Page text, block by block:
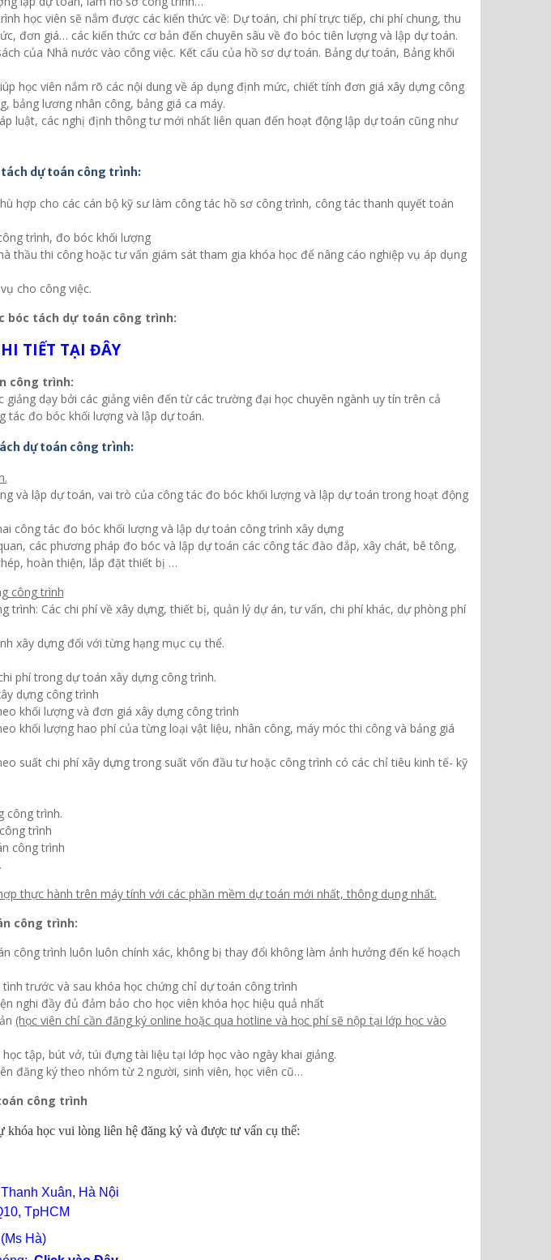
học viên sẽ nắm được các kiến thức về: Dự toán, chi phí trực tiếp, chi phí chung, thu
đơn giá… các kiến thức cơ bản đến chuyên sâu về đo bóc tiên lượng và lập dự toán.
của Nhà nước vào công việc. Kết cấu của hồ sơ dự toán. Bảng dự toán, Bảng khối
học viên nắm rõ các nội dung về áp dụng định mức, chiết tính đơn giá xây dựng công
bảng lương nhân công, bảng giá ca máy.
luật, các nghị định thông tư mới nhất liên quan đến hoạt động lập dự toán cũng như
tách dự toán công trình:
hợp cho các cán bộ kỹ sư làm công tác hồ sơ công trình, công tác thanh quyết toán
trình, đo bóc khối lượng
thầu thi công hoặc tư vấn giám sát tham gia khóa học để nâng cáo nghiệp vụ áp dụng
cho công việc.
bóc tách dự toán công trình:
TIẾT TẠI ĐÂY
công trình:
dạy bởi các giảng viên đến từ các trường đại học chuyên ngành uy tín trên cả
tác đo bóc khối lượng và lập dự toán.
dự toán công trình:
và lập dự toán, vai trò của công tác đo bóc khối lượng và lập dự toán trong hoạt động
công tác đo bóc khối lượng và lập dự toán công trình xây dựng
các phương pháp đo bóc và lập dự toán các công tác đào đắp, xây chát, bê tông,
hoàn thiện, lắp đặt thiết bị …
công trình
trình: Các chi phí về xây dựng, thiết bị, quản lý dự án, tư vấn, chi phí khác, dự phòng phí
xây dựng đối với từng hạng mục cụ thể.
phí trong dự toán xây dựng công trình.
dựng công trình
khối lượng và đơn giá xây dựng công trình
khối lượng hao phí của từng loại vật liệu, nhân công, máy móc thi công và bảng giá
suất chi phí xây dựng trong suất vốn đầu tư hoặc công trình có các chỉ tiêu kinh tế- kỹ
công trình.
trình
công trình
thực hành trên máy tính với các phần mềm dự toán mới nhất, thông dụng nhất.
công trình:
công trình luôn luôn chính xác, không bị thay đổi không làm ảnh hưởng đến kế hoạch
trước và sau khóa học chứng chỉ dự toán công trình
nghi đầy đủ đảm bảo cho học viên khóa học hiệu quả nhất
(học viên chỉ cần đăng ký online hoặc qua hotline và học phí sẽ nộp tại lớp học vào
tập, bút vở, túi đựng tài liệu tại lớp học vào ngày khai giảng.
đăng ký theo nhóm từ 2 người, sinh viên, học viên cũ…
công trình
khóa học vui lòng liên hệ đăng ký và được tư vấn cụ thể:
Xuân, Hà Nội
TpHCM
(Ms Hà)